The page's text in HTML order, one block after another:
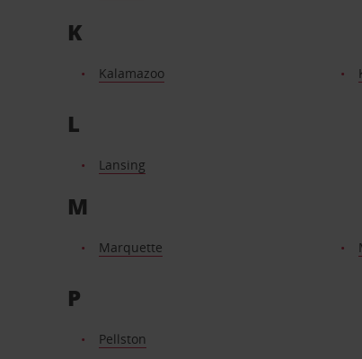
K
Kalamazoo
L
Lansing
M
Marquette
P
Pellston